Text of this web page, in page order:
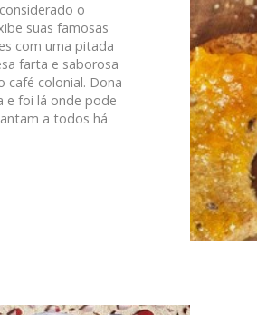
o
suas famosas
com uma pitada
farta e saborosa
café colonial. Dona
e foi lá onde pode
a todos há